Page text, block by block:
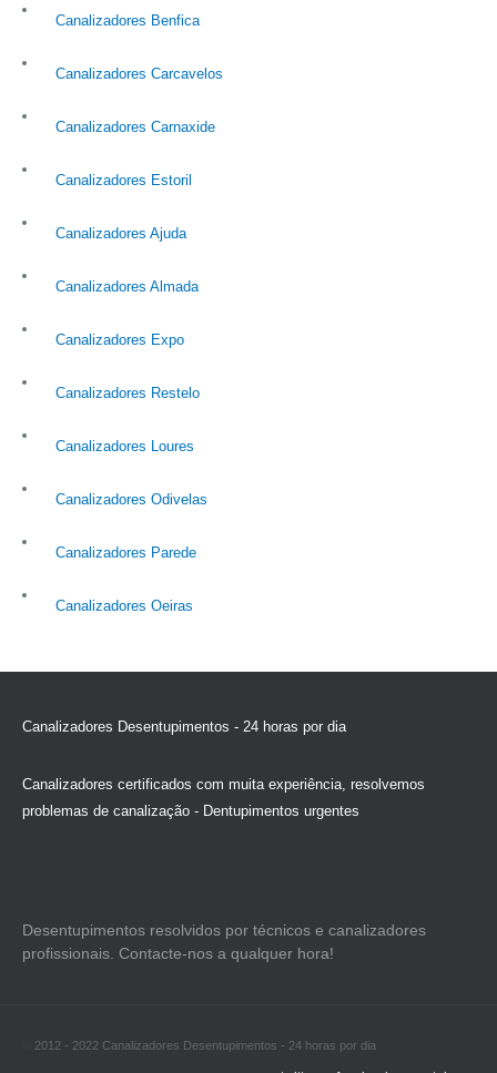
Canalizadores Benfica
Canalizadores Carcavelos
Canalizadores Carnaxide
Canalizadores Estoril
Canalizadores Ajuda
Canalizadores Almada
Canalizadores Expo
Canalizadores Restelo
Canalizadores Loures
Canalizadores Odivelas
Canalizadores Parede
Canalizadores Oeiras
Canalizadores Desentupimentos - 24 horas por dia
Canalizadores certificados com muita experiência, resolvemos
problemas de canalização - Dentupimentos urgentes
Desentupimentos resolvidos por técnicos e canalizadores
profissionais. Contacte-nos a qualquer hora!
2012 - 2022 Canalizadores Desentupimentos - 24 horas por dia